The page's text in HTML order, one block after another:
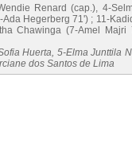
Renard (cap.), 4-
Hegerberg 71') ; 11-
Chawinga (7-Amel Majri
Huerta, 5-Elma Junttila
dos Santos de Lima